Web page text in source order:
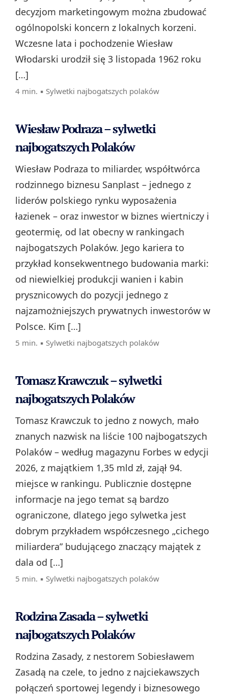
decyzjom marketingowym można zbudować
ogólnopolski koncern z lokalnych korzeni.
Wczesne lata i pochodzenie Wiesław
Włodarski urodził się 3 listopada 1962 roku
[…]
4 min. ▪ Sylwetki najbogatszych polaków
Wiesław Podraza – sylwetki
najbogatszych Polaków
Wiesław Podraza to miliarder, współtwórca
rodzinnego biznesu Sanplast – jednego z
liderów polskiego rynku wyposażenia
łazienek – oraz inwestor w biznes wiertniczy i
geotermię, od lat obecny w rankingach
najbogatszych Polaków. Jego kariera to
przykład konsekwentnego budowania marki:
od niewielkiej produkcji wanien i kabin
prysznicowych do pozycji jednego z
najzamożniejszych prywatnych inwestorów w
Polsce. Kim […]
5 min. ▪ Sylwetki najbogatszych polaków
Tomasz Krawczuk – sylwetki
najbogatszych Polaków
Tomasz Krawczuk to jedno z nowych, mało
znanych nazwisk na liście 100 najbogatszych
Polaków – według magazynu Forbes w edycji
2026, z majątkiem 1,35 mld zł, zajął 94.
miejsce w rankingu. Publicznie dostępne
informacje na jego temat są bardzo
ograniczone, dlatego jego sylwetka jest
dobrym przykładem współczesnego „cichego
miliardera” budującego znaczący majątek z
dala od […]
5 min. ▪ Sylwetki najbogatszych polaków
Rodzina Zasada – sylwetki
najbogatszych Polaków
Rodzina Zasady, z nestorem Sobiesławem
Zasadą na czele, to jedno z najciekawszych
połączeń sportowej legendy i biznesowego